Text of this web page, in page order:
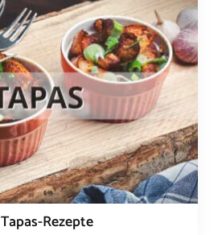
Tapas-Rezepte